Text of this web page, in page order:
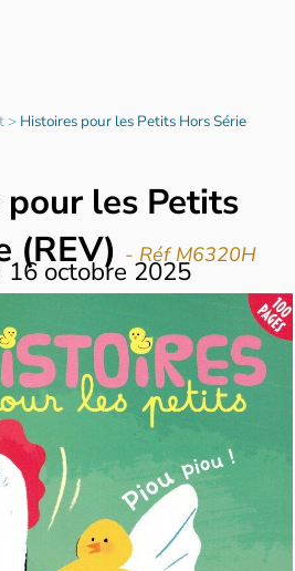
> Histoires pour les Petits Hors Série
les Petits
(REV) - Réf M6320H
16 octobre 2025